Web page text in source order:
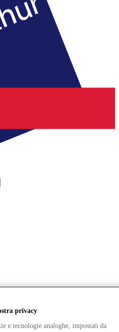
privacy
e tecnologie analoghe, impostati da